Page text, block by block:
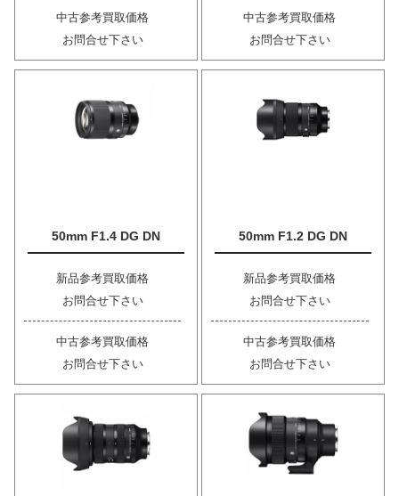
中古参考買取価格
お問合せ下さい
中古参考買取価格
お問合せ下さい
50mm F1.4 DG DN
新品参考買取価格
お問合せ下さい
中古参考買取価格
お問合せ下さい
50mm F1.2 DG DN
新品参考買取価格
お問合せ下さい
中古参考買取価格
お問合せ下さい